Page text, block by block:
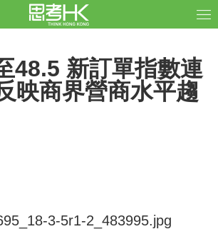
48.5 新訂單指數連
映商界營商水平趨